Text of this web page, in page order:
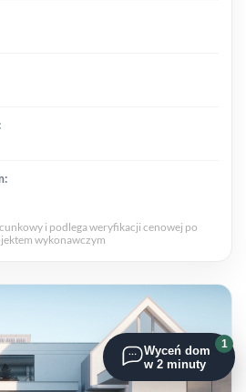
i podlega weryfikacji cenowej po
wykonawczym
1
Wyceń dom
w 2 minuty